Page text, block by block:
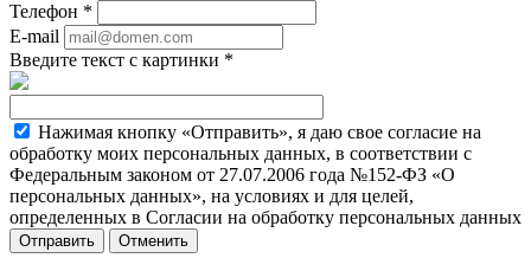
Телефон *
E-mail
Введите текст с картинки *
Нажимая кнопку «Отправить», я даю свое согласие на
обработку моих персональных данных, в соответствии с
Федеральным законом от 27.07.2006 года №152-ФЗ «О
персональных данных», на условиях и для целей,
определенных в Согласии на обработку персональных данных
Отменить